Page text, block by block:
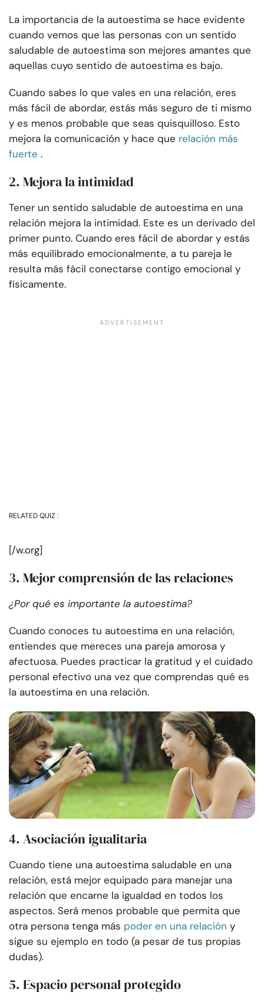
La importancia de la autoestima se hace evidente
cuando vemos que las personas con un sentido
saludable de autoestima son mejores amantes que
aquellas cuyo sentido de autoestima es bajo.
Cuando sabes lo que vales en una relación, eres
más fácil de abordar, estás más seguro de ti mismo
y es menos probable que seas quisquilloso. Esto
mejora la comunicación y hace que relación más
fuerte .
2. Mejora la intimidad
Tener un sentido saludable de autoestima en una
relación mejora la intimidad. Este es un derivado del
primer punto. Cuando eres fácil de abordar y estás
más equilibrado emocionalmente, a tu pareja le
resulta más fácil conectarse contigo emocional y
físicamente.
RELATED QUIZ :
[/w.org]
3. Mejor comprensión de las relaciones
¿Por qué es importante la autoestima?
Cuando conoces tu autoestima en una relación,
entiendes que mereces una pareja amorosa y
afectuosa. Puedes practicar la gratitud y el cuidado
personal efectivo una vez que comprendas qué es
la autoestima en una relación.
4. Asociación igualitaria
Cuando tiene una autoestima saludable en una
relación, está mejor equipado para manejar una
relación que encarne la igualdad en todos los
aspectos. Será menos probable que permita que
otra persona tenga más poder en una relación y
sigue su ejemplo en todo (a pesar de tus propias
dudas).
5. Espacio personal protegido